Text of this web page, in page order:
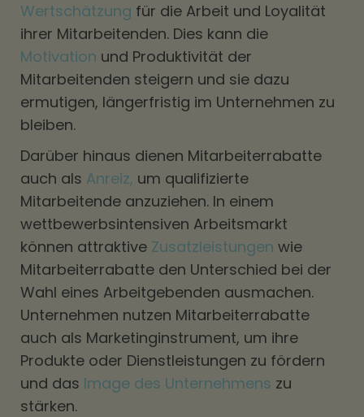
Wertschätzung für die Arbeit und Loyalität
ihrer Mitarbeitenden. Dies kann die
Motivation und Produktivität der
Mitarbeitenden steigern und sie dazu
ermutigen, längerfristig im Unternehmen zu
bleiben.
Darüber hinaus dienen Mitarbeiterrabatte
auch als Anreiz, um qualifizierte
Mitarbeitende anzuziehen. In einem
wettbewerbsintensiven Arbeitsmarkt
können attraktive Zusatzleistungen wie
Mitarbeiterrabatte den Unterschied bei der
Wahl eines Arbeitgebenden ausmachen.
Unternehmen nutzen Mitarbeiterrabatte
auch als Marketinginstrument, um ihre
Produkte oder Dienstleistungen zu fördern
und das Image des Unternehmens zu
stärken.